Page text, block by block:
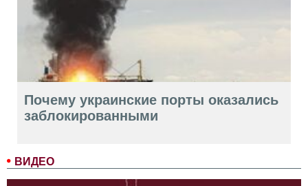
ВИДЕО
Почему украинские порты оказались
заблокированными